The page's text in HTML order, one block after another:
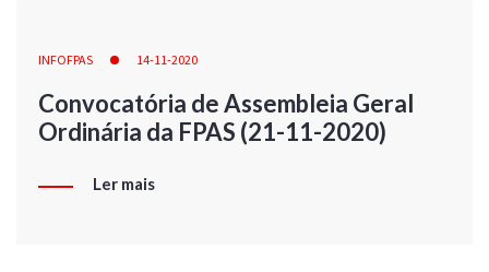
INFOFPAS 14-11-2020
Convocatória de Assembleia Geral
Ordinária da FPAS (21-11-2020)
Ler mais